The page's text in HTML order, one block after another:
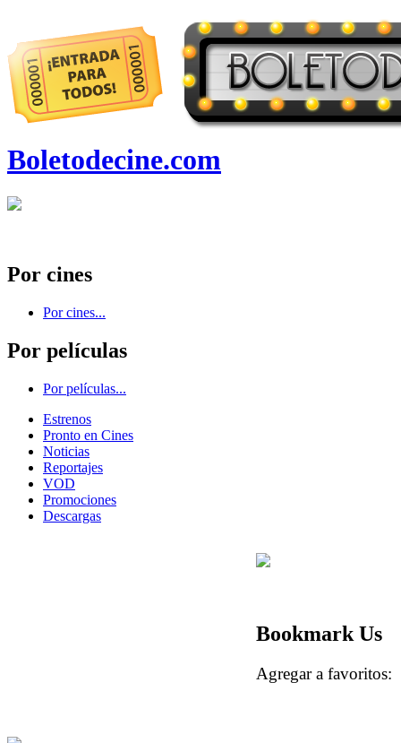
Boletodecine.com
Por cines
Por cines...
Por películas
Por películas...
Estrenos
Pronto en Cines
Noticias
Reportajes
VOD
Promociones
Descargas
Bookmark Us
Agregar a